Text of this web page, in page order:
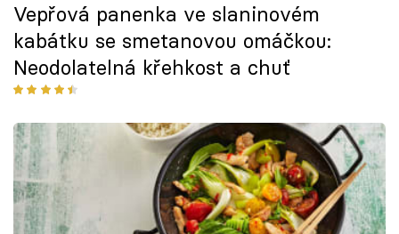
Vepřová panenka ve slaninovém
kabátku se smetanovou omáčkou:
Neodolatelná křehkost a chuť